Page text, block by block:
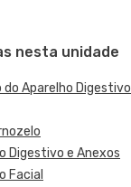
nesta unidade
do Aparelho Digestivo
Digestivo e Anexos
Facial